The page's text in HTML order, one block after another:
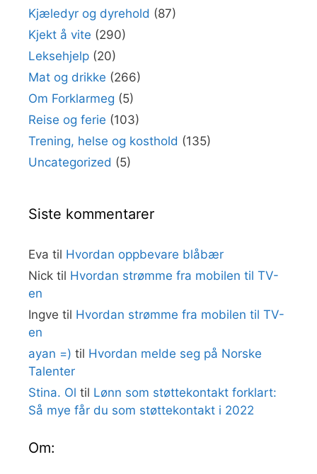
Kjæledyr og dyrehold (87)
Kjekt å vite (290)
Leksehjelp (20)
Mat og drikke (266)
Om Forklarmeg (5)
Reise og ferie (103)
Trening, helse og kosthold (135)
Uncategorized (5)
Siste kommentarer
Eva til Hvordan oppbevare blåbær
Nick til Hvordan strømme fra mobilen til TV-
en
Ingve til Hvordan strømme fra mobilen til TV-
en
ayan =) til Hvordan melde seg på Norske
Talenter
Stina. Ol til Lønn som støttekontakt forklart:
Så mye får du som støttekontakt i 2022
Om: